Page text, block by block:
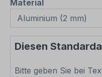
Materialauswählen
Diesen
Bitte geben Sie bei